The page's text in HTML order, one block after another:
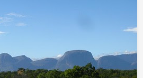
melhor quem Ele é, a
necessidades e
a Sua mensagem e
os nossos passos com a Sua